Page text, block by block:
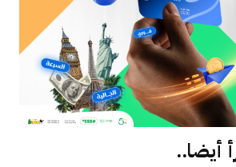
أيضا..